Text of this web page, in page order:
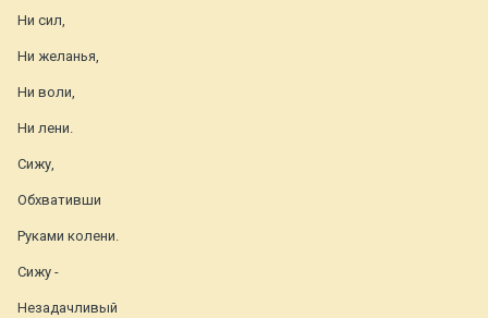
Ни сил,
Ни желанья,
Ни воли,
Ни лени.
Сижу,
Обхвативши
Руками колени.
Сижу -
Незадачливый